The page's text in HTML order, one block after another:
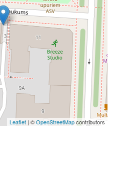
Leaflet | ©OpenStreetMapcontributors